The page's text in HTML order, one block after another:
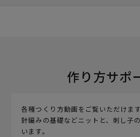
作り方サポ
各種つくり方動画をご覧いただけま
針編みの基礎などニットと、刺し子
います。